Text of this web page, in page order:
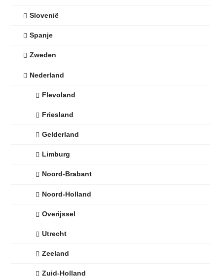
Slovenië
Spanje
Zweden
Nederland
Flevoland
Friesland
Gelderland
Limburg
Noord-Brabant
Noord-Holland
Overijssel
Utrecht
Zeeland
Zuid-Holland